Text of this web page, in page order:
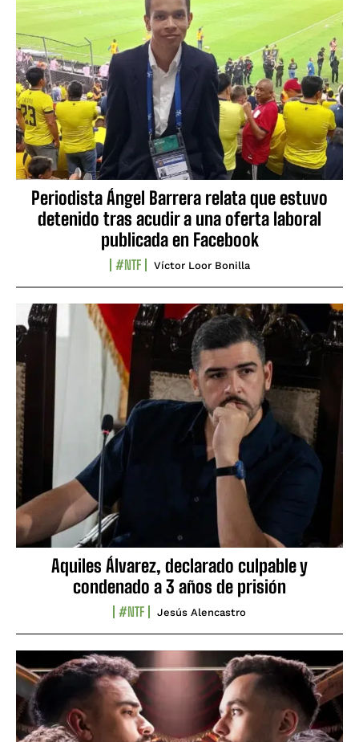
Periodista Ángel Barrera relata que estuvo
detenido tras acudir a una oferta laboral
publicada en Facebook
#NTF Víctor Loor Bonilla
Aquiles Álvarez, declarado culpable y
condenado a 3 años de prisión
#NTF Jesús Alencastro